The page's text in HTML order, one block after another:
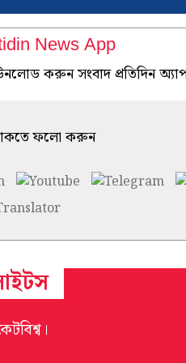
News App
করুন সংবাদ প্রতিদিন
ফলো করুন